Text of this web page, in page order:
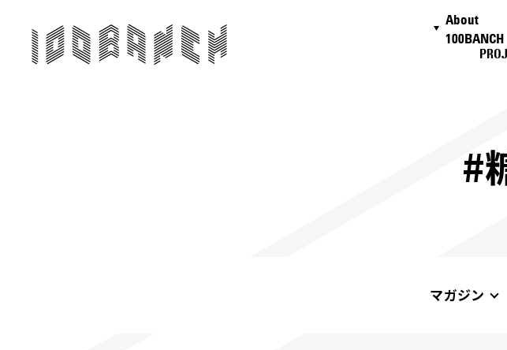
About
100BANCH
#
マガジン